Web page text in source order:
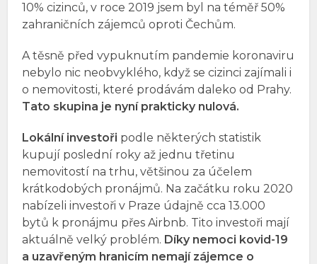
10% cizinců, v roce 2019 jsem byl na téměř 50%
zahraničních zájemců oproti Čechům.
A těsně před vypuknutím pandemie koronaviru
nebylo nic neobvyklého, když se cizinci zajímali i
o nemovitosti, které prodávám daleko od Prahy.
Tato skupina je nyní prakticky nulová.
Lokální investoři podle některých statistik
kupují poslední roky až jednu třetinu
nemovitostí na trhu, většinou za účelem
krátkodobých pronájmů. Na začátku roku 2020
nabízeli investoři v Praze údajně cca 13.000
bytů k pronájmu přes Airbnb. Tito investoři mají
aktuálně velký problém. Díky nemoci kovid-19
a uzavřeným hranicím nemají zájemce o